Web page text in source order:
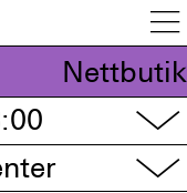

▽
▽